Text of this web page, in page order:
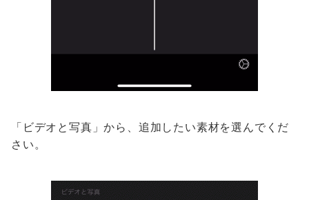
「ビデオと写真」から、追加したい素材を選んでくだ
さい。